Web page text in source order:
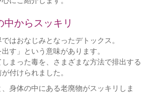
からスッキリ
はおなじみとなったデトックス。
す」という意味があります。
まった毒を、さまざまな方法で排出する
付けられました。
身体の中にある老廃物がスッキリしま